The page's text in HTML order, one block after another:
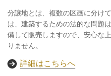
分譲地とは、複数の区画に分け
は、建築するための法的な問題
備して販売しますので、安心な
りま
詳細はこちらへ